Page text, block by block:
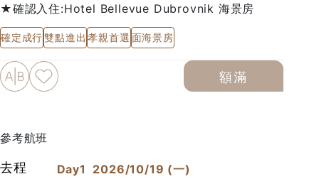
★確認入住:Hotel Bellevue Dubrovnik 海景房
確定成行雙點進出 孝親首選 面海景房
加入比較加入最愛
額滿
參考航班
去程 Day1
2026/10/19 (一)